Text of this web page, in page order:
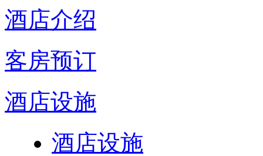
酒店介绍
客房预订
酒店设施
酒店设施